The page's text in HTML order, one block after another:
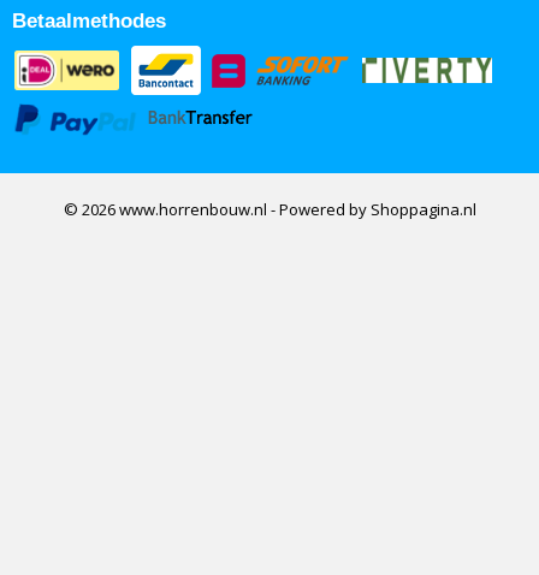
Betaalmethodes
© 2026 www.horrenbouw.nl - Powered by Shoppagina.nl